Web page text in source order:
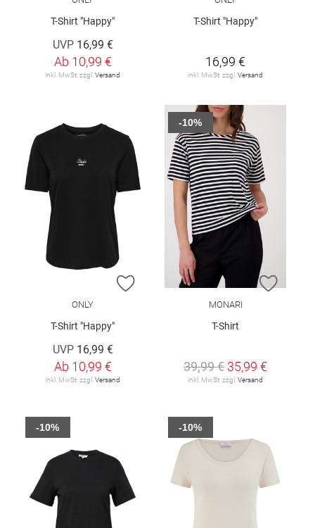
T-Shirt "Happy"
UVP 16,99 €
Ab 10,99 €
inkl. MwSt. zzgl.Versand
T-Shirt "Happy"
16,99 €
inkl. MwSt. zzgl.Versand
ZUR WUNSCHLISTE HINZUFÜGEN
ONLY
T-Shirt "Happy"
UVP 16,99 €
Ab 10,99 €
inkl. MwSt. zzgl.Versand
ZUR
MONARI
T-Shirt
39,99 € 35,99 €
inkl. MwSt. zzgl.Versand
-10%
-10% -10%